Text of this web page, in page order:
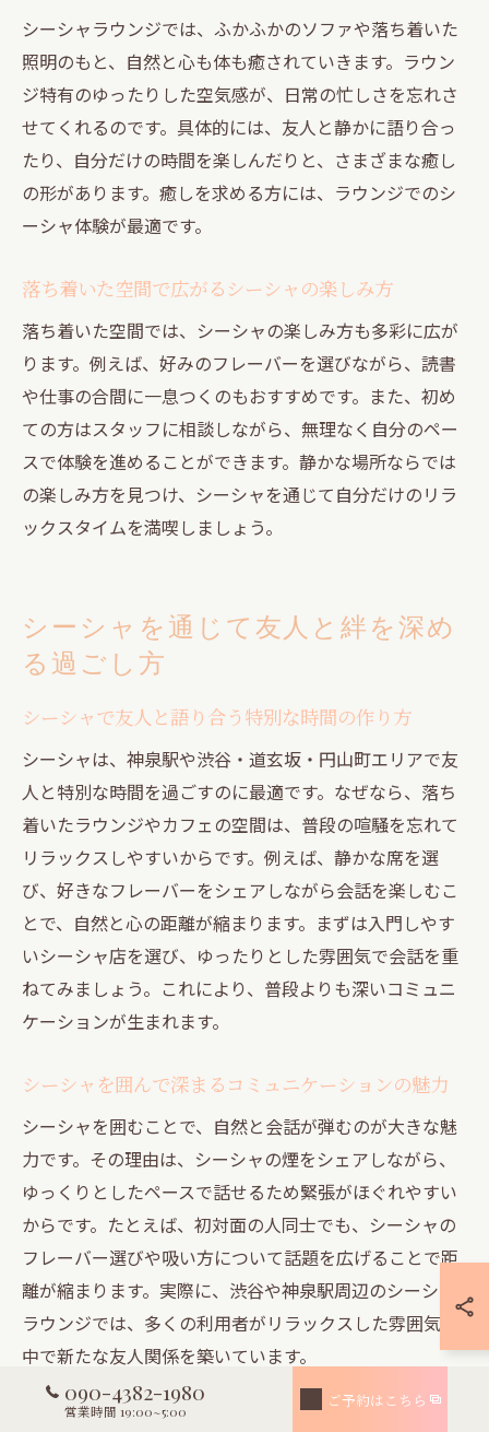
シーシャラウンジでは、ふかふかのソファや落ち着いた
照明のもと、自然と心も体も癒されていきます。ラウン
ジ特有のゆったりした空気感が、日常の忙しさを忘れさ
せてくれるのです。具体的には、友人と静かに語り合っ
たり、自分だけの時間を楽しんだりと、さまざまな癒し
の形があります。癒しを求める方には、ラウンジでのシ
ーシャ体験が最適です。
落ち着いた空間で広がるシーシャの楽しみ方
落ち着いた空間では、シーシャの楽しみ方も多彩に広が
ります。例えば、好みのフレーバーを選びながら、読書
や仕事の合間に一息つくのもおすすめです。また、初め
ての方はスタッフに相談しながら、無理なく自分のペー
スで体験を進めることができます。静かな場所ならでは
の楽しみ方を見つけ、シーシャを通じて自分だけのリラ
ックスタイムを満喫しましょう。
シーシャを通じて友人と絆を深め
る過ごし方
シーシャで友人と語り合う特別な時間の作り方
シーシャは、神泉駅や渋谷・道玄坂・円山町エリアで友
人と特別な時間を過ごすのに最適です。なぜなら、落ち
着いたラウンジやカフェの空間は、普段の喧騒を忘れて
リラックスしやすいからです。例えば、静かな席を選
び、好きなフレーバーをシェアしながら会話を楽しむこ
とで、自然と心の距離が縮まります。まずは入門しやす
いシーシャ店を選び、ゆったりとした雰囲気で会話を重
ねてみましょう。これにより、普段よりも深いコミュニ
ケーションが生まれます。
シーシャを囲んで深まるコミュニケーションの魅力
シーシャを囲むことで、自然と会話が弾むのが大きな魅
力です。その理由は、シーシャの煙をシェアしながら、
ゆっくりとしたペースで話せるため緊張がほぐれやすい
からです。たとえば、初対面の人同士でも、シーシャの
フレーバー選びや吸い方について話題を広げることで距
離が縮まります。実際に、渋谷や神泉駅周辺のシーシャ
ラウンジでは、多くの利用者がリラックスした雰囲気の
中で新たな友人関係を築いています。
友人との遊びにシーシャが与える癒しの効果
090-4382-1980
営業時間 19:00~5:00
ご予約はこちら